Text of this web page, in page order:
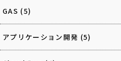
GAS (5)
アプリケーション開発 (5)